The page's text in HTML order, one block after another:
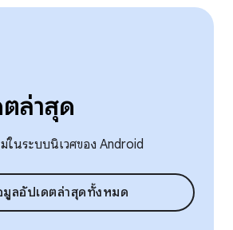
ตล่าสุด
ม่ในระบบนิเวศของ Android
มูลอัปเดตล่าสุดทั้งหมด